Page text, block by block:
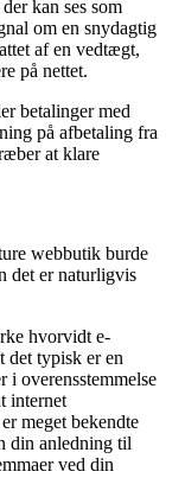
kan ses som
om en snydagtig
af en vedtægt,
på nettet.
betalinger med
på afbetaling fra
at klare
webbutik burde
det er naturligvis
hvorvidt e-
det typisk er en
i overensstemmelse
internet
meget bekendte
din anledning til
ved din